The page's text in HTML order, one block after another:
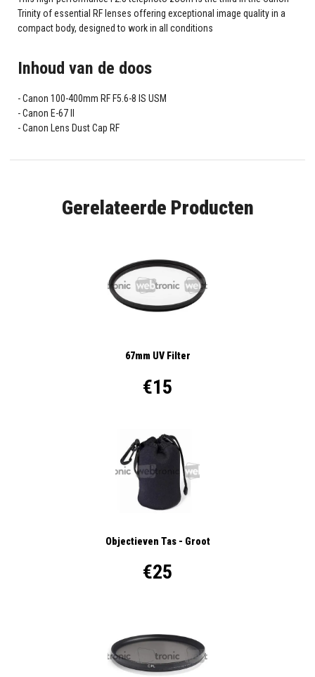
Trinity of essential RF lenses offering exceptional image quality in a
compact body, designed to work in all conditions
Inhoud van de doos
Canon 100-400mm RF F5.6-8 IS USM
Canon E-67 II
Canon Lens Dust Cap RF
Gerelateerde Producten
67mm UV Filter
€15
Objectieven Tas - Groot
€25